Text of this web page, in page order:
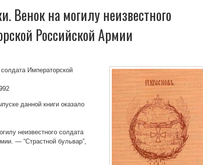
Венок на могилу неизвестного
Российской Армии
Императорской
данной книги оказало
неизвестного солдата
— “Страстной бульвар”,